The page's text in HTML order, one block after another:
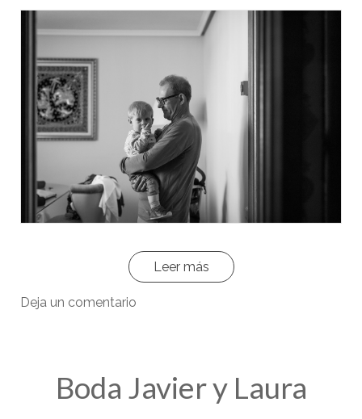
Leer más
Deja un comentario
Boda Javier y Laura